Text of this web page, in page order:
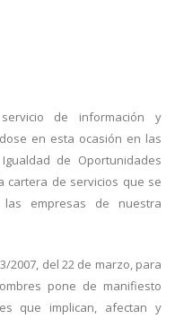
de información y
en esta ocasión en las
de Oportunidades
cartera de servicios que se
empresas de nuestra
2007, del 22 de marzo, para
pone de manifiesto
que implican, afectan y